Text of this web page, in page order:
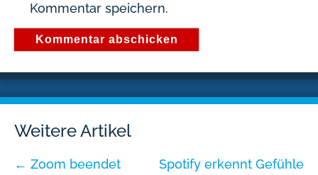
Kommentar speichern.
Weitere Artikel
← Zoom beendet
Spotify erkennt Gefühle